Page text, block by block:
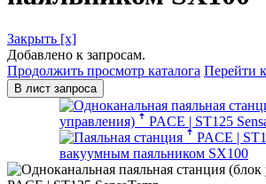
Закрыть [x]
Добавлено к запросам.
Продолжить просмотр каталога Перейти
В лист запроса